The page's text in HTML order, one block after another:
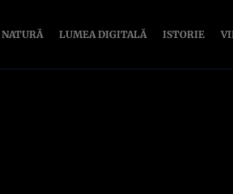
NATURĂ LUMEA DIGITALĂ ISTORIE